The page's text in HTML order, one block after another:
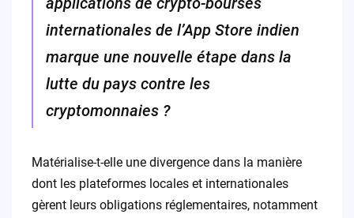
internationales de l’App Store indien
marque une nouvelle étape dans la
lutte du pays contre les
cryptomonnaies ?
Matérialise-t-elle une divergence dans la manière
dont les plateformes locales et internationales
gèrent leurs obligations réglementaires, notamment